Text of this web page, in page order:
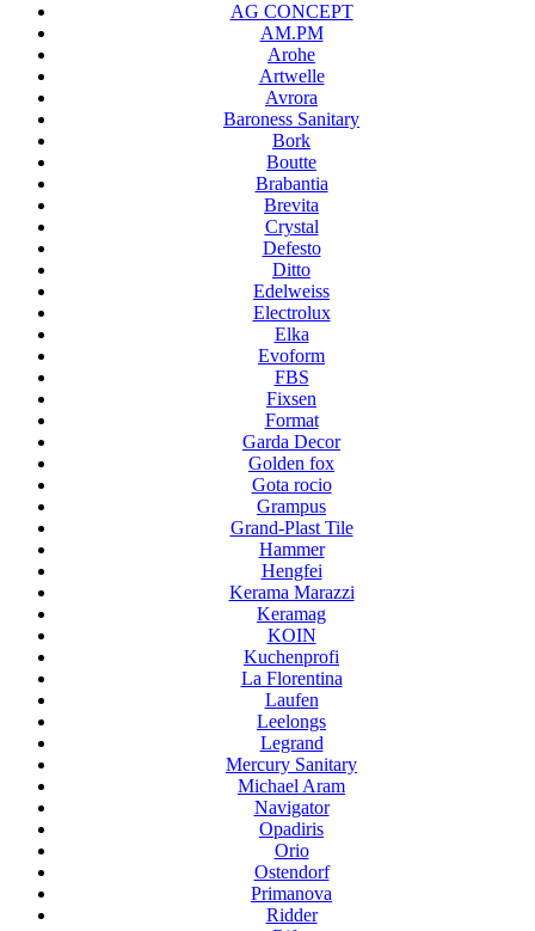
AG CONCEPT
AM.PM
Arohe
Artwelle
Avrora
Baroness Sanitary
Bork
Boutte
Brabantia
Brevita
Crystal
Defesto
Ditto
Edelweiss
Electrolux
Elka
Evoform
FBS
Fixsen
Format
Garda Decor
Golden fox
Gota rocio
Grampus
Grand-Plast Tile
Hammer
Hengfei
Kerama Marazzi
Keramag
KOIN
Kuchenprofi
La Florentina
Laufen
Leelongs
Legrand
Mercury Sanitary
Michael Aram
Navigator
Opadiris
Orio
Ostendorf
Primanova
Ridder